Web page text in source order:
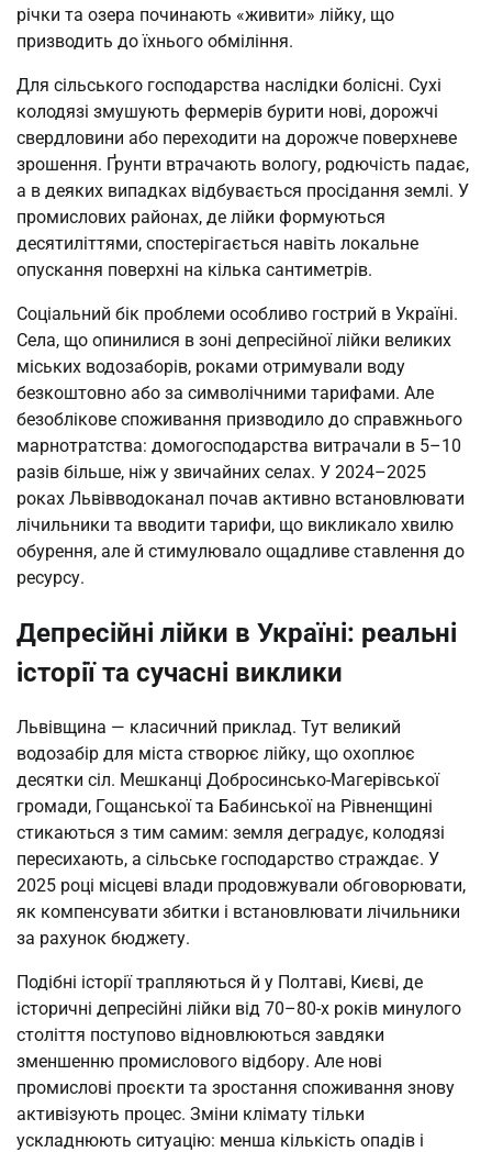
річки та озера починають «живити» лійку, що
призводить до їхнього обміління.
Для сільського господарства наслідки болісні. Сухі
колодязі змушують фермерів бурити нові, дорожчі
свердловини або переходити на дорожче поверхневе
зрошення. Ґрунти втрачають вологу, родючість падає,
а в деяких випадках відбувається просідання землі. У
промислових районах, де лійки формуються
десятиліттями, спостерігається навіть локальне
опускання поверхні на кілька сантиметрів.
Соціальний бік проблеми особливо гострий в Україні.
Села, що опинилися в зоні депресійної лійки великих
міських водозаборів, роками отримували воду
безкоштовно або за символічними тарифами. Але
безоблікове споживання призводило до справжнього
марнотратства: домогосподарства витрачали в 5–10
разів більше, ніж у звичайних селах. У 2024–2025
роках Львівводоканал почав активно встановлювати
лічильники та вводити тарифи, що викликало хвилю
обурення, але й стимулювало ощадливе ставлення до
ресурсу.
Депресійні лійки в Україні: реальні
історії та сучасні виклики
Львівщина — класичний приклад. Тут великий
водозабір для міста створює лійку, що охоплює
десятки сіл. Мешканці Добросинсько-Магерівської
громади, Гощанської та Бабинської на Рівненщині
стикаються з тим самим: земля деградує, колодязі
пересихають, а сільське господарство страждає. У
2025 році місцеві влади продовжували обговорювати,
як компенсувати збитки і встановлювати лічильники
за рахунок бюджету.
Подібні історії трапляються й у Полтаві, Києві, де
історичні депресійні лійки від 70–80-х років минулого
століття поступово відновлюються завдяки
зменшенню промислового відбору. Але нові
промислові проєкти та зростання споживання знову
активізують процес. Зміни клімату тільки
ускладнюють ситуацію: менша кількість опадів і